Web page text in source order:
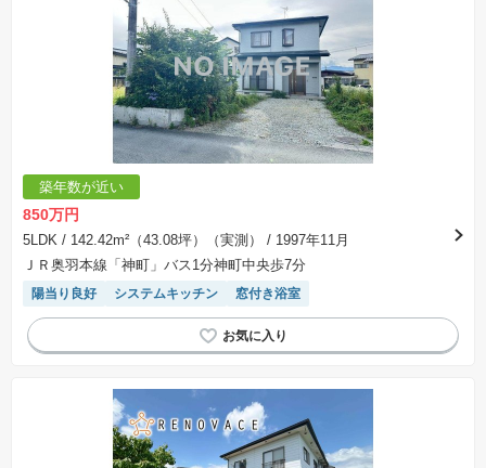
築年数が近い
850万円
5LDK / 142.42m²（43.08坪）（実測）
/ 1997年11月
ＪＲ奥羽本線「神町」バス1分神町中央歩7分
陽当り良好 システムキッチン 窓付き浴室